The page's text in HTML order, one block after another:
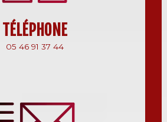
TÉLÉPHONE
05 46 91 37 44